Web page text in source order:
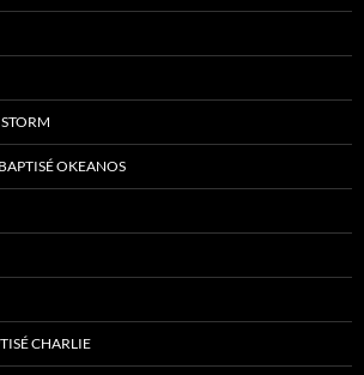
OKEANOS
CHARLIE